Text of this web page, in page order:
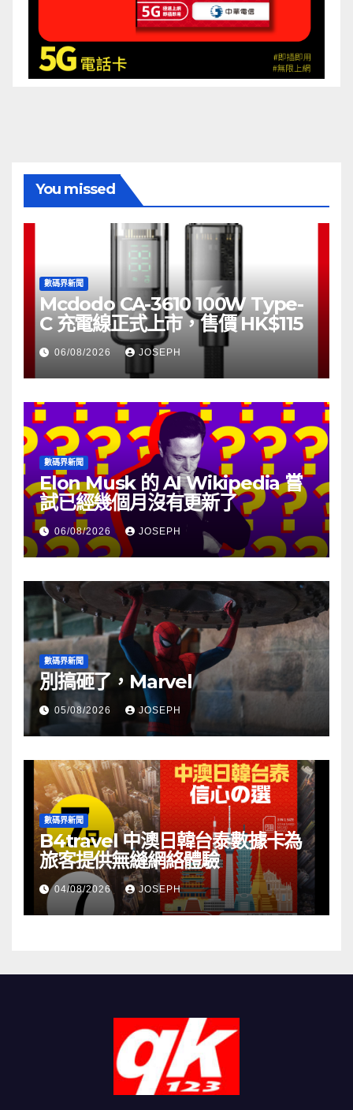
You missed
數碼界新聞
Mcdodo CA-3610 100W Type-
C 充電線正式上市，售價 HK$115
06/08/2026 JOSEPH
數碼界新聞
Elon Musk 的 AI Wikipedia 嘗
試已經幾個月沒有更新了
06/08/2026 JOSEPH
數碼界新聞
別搞砸了，Marvel
05/08/2026 JOSEPH
數碼界新聞
B4travel 中澳日韓台泰數據卡為
旅客提供無縫網絡體驗
04/08/2026 JOSEPH